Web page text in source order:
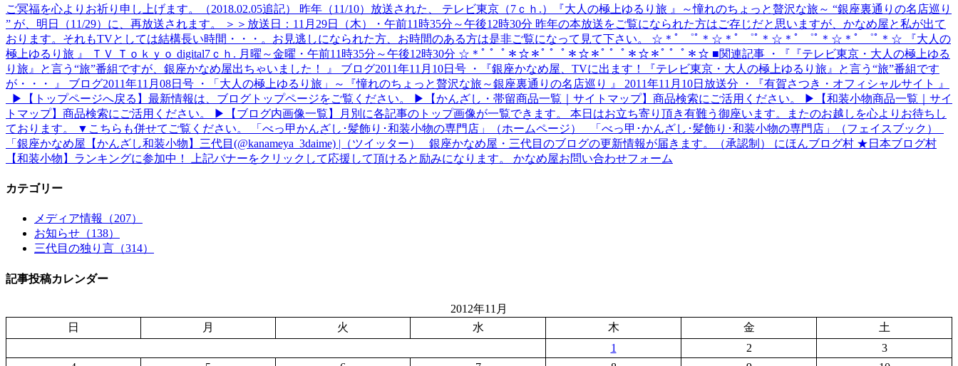
ご冥福を心よりお祈り申し上げます。（2018.02.05追記） 昨年（11/10）放送された、 テレビ東京（7ｃｈ.）『大人の極上ゆるり旅 』～憧れのちょっと贅沢な旅～ “銀座裏通りの名店巡り
” が、明日（11/29）に、再放送されます。 ＞＞放送日：11月29日（木）・午前11時35分～午後12時30分 昨年の本放送をご覧になられた方はご存じだと思いますが、かなめ屋と私が出て
おります。それもTVとしては結構長い時間・・・。お見逃しになられた方、お時間のある方は是非ご覧になって見て下さい。 ☆＊ﾟ ゜ﾟ＊☆＊ﾟ ゜ﾟ＊☆＊ﾟ ゜ﾟ＊☆＊ﾟ ゜ﾟ＊☆ 『大人の
極上ゆるり旅 』 ＴＶ Ｔｏｋｙｏ digital7ｃｈ. 月曜～金曜・午前11時35分～午後12時30分 ☆＊ﾟ ゜ﾟ＊☆＊ﾟ ゜ﾟ＊☆＊ﾟ ゜ﾟ＊☆＊ﾟ ゜ﾟ＊☆ ■関連記事 ・『『テレビ東京・大人の極上ゆる
り旅』と言う“旅”番組ですが、銀座かなめ屋出ちゃいました！ 』 ブログ2011年11月10日号 ・『銀座かなめ屋、TVに出ます！『テレビ東京・大人の極上ゆるり旅』と言う“旅”番組です
が・・・ 』 ブログ2011年11月08日号 ・「大人の極上ゆるり旅」～『憧れのちょっと贅沢な旅～銀座裏通りの名店巡り 』 2011年11月10日放送分 ・『有賀さつき・オフィシャルサイト 』
▶【トップページへ戻る】最新情報は、ブログトップページをご覧ください。 ▶【かんざし・帯留商品一覧｜サイトマップ】商品検索にご活用ください。 ▶【和装小物商品一覧｜サイ
トマップ】商品検索にご活用ください。 ▶【ブログ内画像一覧】月別に各記事のトップ画像が一覧できます。 本日はお立ち寄り頂き有難う御座います。またのお越しを心よりお待ちし
ております。 ▼こちらも併せてご覧ください。 「べっ甲かんざし･髪飾り･和装小物の専門店」（ホームページ） 「べっ甲･かんざし･髪飾り･和装小物の専門店」（フェイスブック）
「銀座かなめ屋【かんざし和装小物】三代目(@kanameya_3daime) |（ツイッター） 銀座かなめ屋・三代目のブログの更新情報が届きます。（承認制） にほんブログ村 ★日本ブログ村
【和装小物】ランキングに参加中！ 上記バナーをクリックして応援して頂けると励みになります。 かなめ屋お問い合わせフォーム
カテゴリー
メディア情報（207）
お知らせ（138）
三代目の独り言（314）
記事投稿カレンダー
2012年11月
日
月 火 水 木 金
土
1
2
3